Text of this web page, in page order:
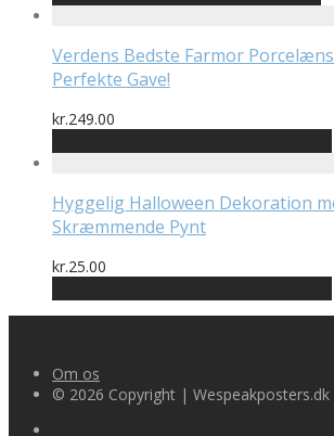
pris
kr.149.00.
pris
kr.69.00.
Verdens Bedste Farmor
Perfekte Gave!
kr.249.00
Hyggelig Halloween Dekoration
Skræmmende Pynt
kr.25.00
Om os
© 2026 Copyright | Wespeakposters.dk